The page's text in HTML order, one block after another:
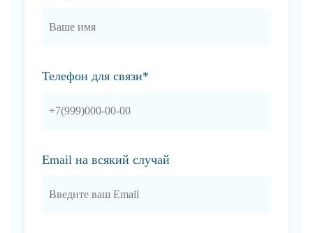
Телефон для связи*
Email на всякий случай